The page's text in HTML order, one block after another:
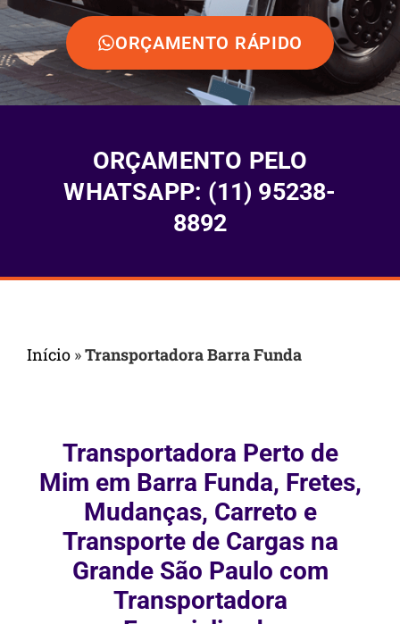
ORÇAMENTO RÁPIDO
ORÇAMENTO PELO
WHATSAPP: (11) 95238-
8892
Início »Transportadora Barra Funda
Transportadora Perto de
Mim em Barra Funda, Fretes,
Mudanças, Carreto e
Transporte de Cargas na
Grande São Paulo com
Transportadora